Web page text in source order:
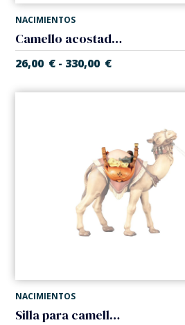
NACIMIENTOS
Camello acostado (Belen Casales)
26,00 € - 330,00 €
NACIMIENTOS
Silla para camello (Belen Casales)